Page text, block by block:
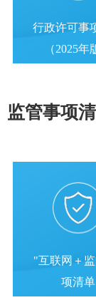
行政许可事
（2025年
监管事项
"互联网＋
项清单